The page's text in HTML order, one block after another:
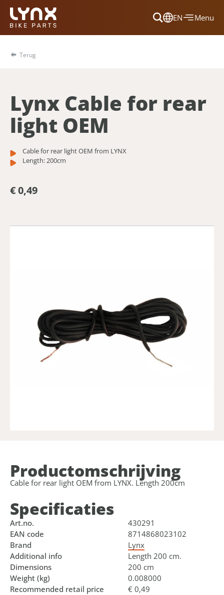
EN
Dansk
Nederlands
Menu
Terug
Lynx Cable for rear
light OEM
Cable for rear light OEM from LYNX
Length: 200cm
€ 0,49
Product­omschrijving
Cable for rear light OEM from LYNX. Length 200cm
Specificaties
Art.no.
430291
EAN code
8714868023102
Brand
Lynx
Additional info
Length 200 cm.
Dimensions
200 cm
Weight (kg)
0.008000
Recommended retail price
€ 0,49